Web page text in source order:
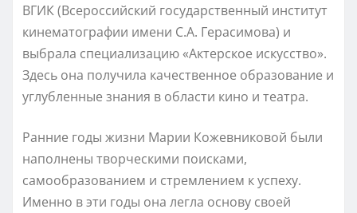
ВГИК (Всероссийский государственный институт
кинематографии имени С.А. Герасимова) и
выбрала специализацию «Актерское искусство».
Здесь она получила качественное образование и
углубленные знания в области кино и театра.
Ранние годы жизни Марии Кожевниковой были
наполнены творческими поисками,
самообразованием и стремлением к успеху.
Именно в эти годы она легла основу своей